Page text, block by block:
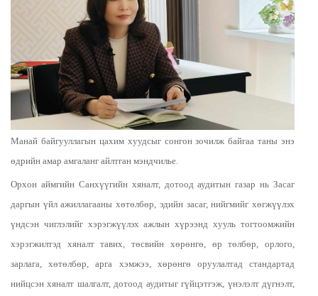
Манай байгууллагын цахим хуудсыг сонгон зочилж байгаа таны энэ
өдрийн амар амгаланг айлтган мэндчилье.
Орхон аймгийн Санхүүгийн хяналт, дотоод аудитын газар нь Засаг
даргын үйл ажиллагааны хөтөлбөр, эдийн засаг, нийгмийг хөгжүүлэх
үндсэн чиглэлийг хэрэгжүүлэх ажлын хүрээнд хууль тогтоомжийн
хэрэгжилтэд хяналт тавих, төсвийн хөрөнгө, өр төлбөр, орлого,
зарлага, хөтөлбөр, арга хэмжээ, хөрөнгө оруулалтад стандартад
нийцсэн хяналт шалгалт, дотоод аудитыг гүйцэтгэж, үнэлэлт дүгнэлт,